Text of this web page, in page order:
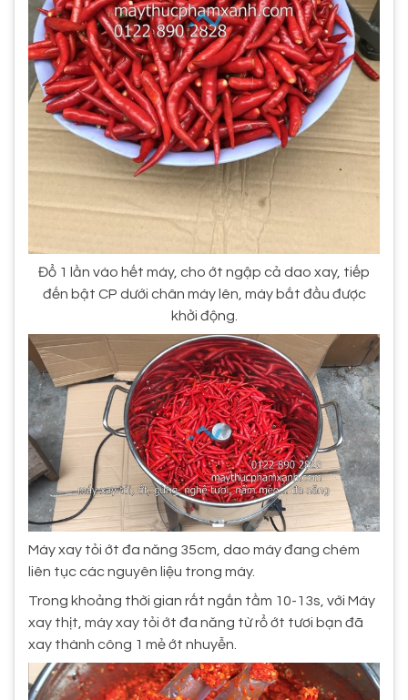
Đổ 1 lần vào hết máy, cho ớt ngập cả dao xay, tiếp
đến bật CP dưới chân máy lên, máy bắt đầu được
khởi động.
Máy xay tỏi ớt đa năng 35cm, dao máy đang chém
liên tục các nguyên liệu trong máy.
Trong khoảng thời gian rất ngắn tầm 10-13s, với Máy
xay thịt, máy xay tỏi ớt đa năng từ rổ ớt tươi bạn đã
xay thành công 1 mẻ ớt nhuyễn.